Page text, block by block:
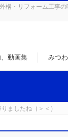
外構・リフォーム
動画集 みつ
ましたね（＞＜）